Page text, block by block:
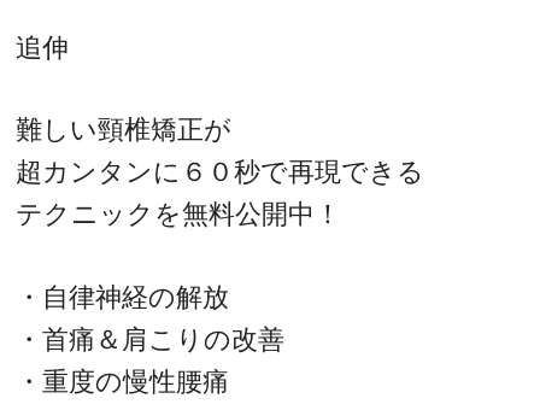
追伸
難しい頸椎矯正が
超カンタンに６０秒で再現できる
テクニックを無料公開中！
・自律神経の解放
・首痛＆肩こりの改善
・重度の慢性腰痛